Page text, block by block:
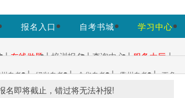
报名入口 自考书城 学习中心
| 在线做题 | 培训报名 | 查询中心 | 服务大厅 |
自考 | 绍兴自考 | 金华自考 | 衢州自考 | 更多+
名即将截止，错过将无法补报!